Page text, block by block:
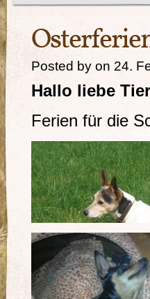
Posted by on 24.
Hallo liebe
Ferien für die